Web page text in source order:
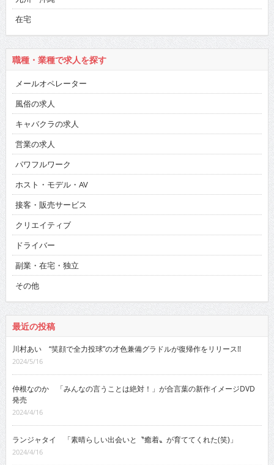
在宅
職種・業種で求人を探す
メールオペレーター
風俗の求人
キャバクラの求人
営業の求人
パワフルワーク
ホスト・モデル・AV
接客・販売サービス
クリエイティブ
ドライバー
副業・在宅・独立
その他
最近の投稿
川村あい “笑顔で全力投球”の才色兼備グラドルが復帰作をリリース!!
2024/5/16
仲根なのか 「みんなの言うことは絶対！」が合言葉の新作イメージDVD
発売
2024/4/16
ランジャタイ 「素晴らしい出会いと〝癒着〟が育ててくれた(笑)」
2024/4/16